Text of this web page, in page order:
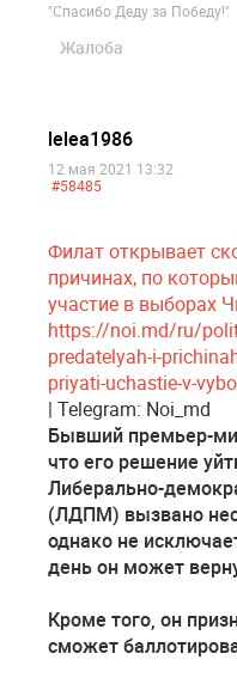
"Спасибо Деду за Победу!"
Жалоба
lelea1986
12 мая 2021 13:32
#58485
Филат открывает
причинах, по
участие в выборах
https://noi.md/ru/
predatelyah-i-
priyati-uchastie-v-
| Telegram: Noi_md
Бывший премьер-
что его решение
Либерально-
(ЛДПМ) вызвано
однако не
день он может
Кроме того, он
сможет